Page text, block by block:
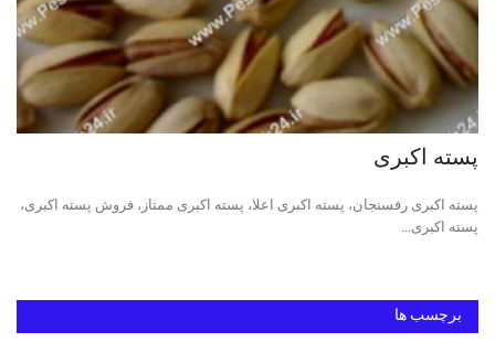
پسته اکبری
پسته اکبری رفسنجان، پسته اکبری اعلا، پسته اکبری ممتاز، فروش پسته اکبری،
پسته اکبری...
برچسب ها